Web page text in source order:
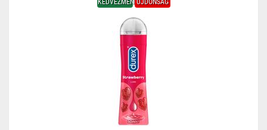
KEDVEZMÉNYÚJDONSÁG